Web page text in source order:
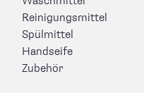
Reinigungsmittel
Spülmittel
Handseife
Zubehör